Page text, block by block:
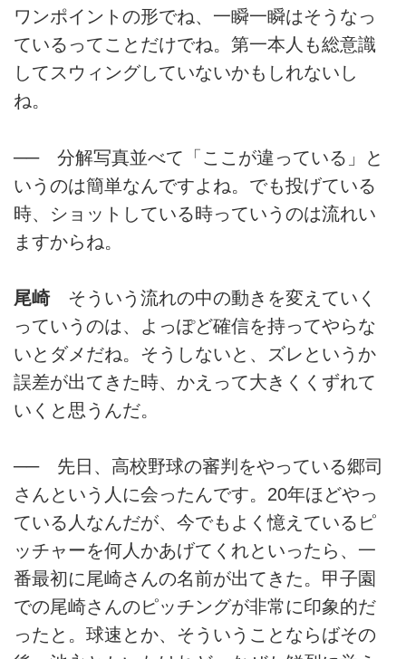
ワンポイントの形でね、一瞬一瞬はそうなっ
ているってことだけでね。第一本人も総意識
してスウィングしていないかもしれないし
ね。
── 分解写真並べて「ここが違っている」と
いうのは簡単なんですよね。でも投げている
時、ショットしている時っていうのは流れい
ますからね。
尾崎そういう流れの中の動きを変えていく
っていうのは、よっぽど確信を持ってやらな
いとダメだね。そうしないと、ズレというか
誤差が出てきた時、かえって大きくくずれて
いくと思うんだ。
── 先日、高校野球の審判をやっている郷司
さんという人に会ったんです。20年ほどやっ
ている人なんだが、今でもよく憶えているピ
ッチャーを何人かあげてくれといったら、一
番最初に尾崎さんの名前が出てきた。甲子園
での尾崎さんのピッチングが非常に印象的だ
ったと。球速とか、そういうことならばその